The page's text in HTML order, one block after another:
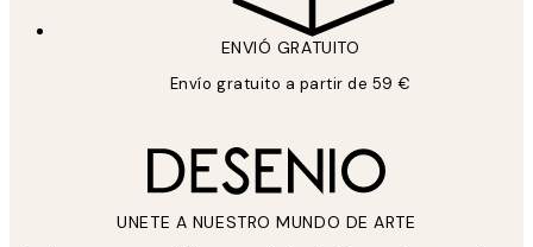
ENVIÓ GRATUITO
Envío gratuito a partir de 59 €
UNETE A NUESTRO MUNDO DE ARTE